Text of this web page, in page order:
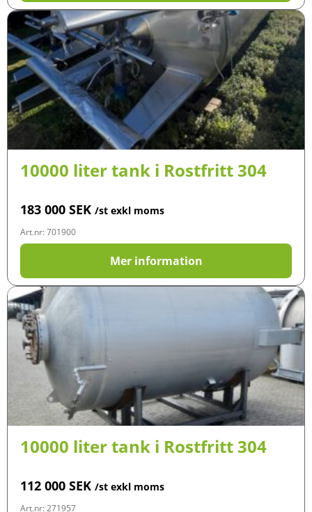
10000 liter tank i Rostfritt 304
183 000 SEK /st exkl moms
Art.nr: 701900
Mer information
10000 liter tank i Rostfritt 304
112 000 SEK /st exkl moms
Art.nr: 271957